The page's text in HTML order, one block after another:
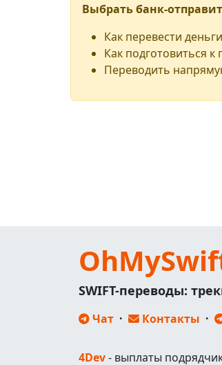
Выбрать банк-
Как перевести
Как подготовиться
Переводить
SWIFT-переводы:
Чат · Контакты ·
4Dev- выплаты